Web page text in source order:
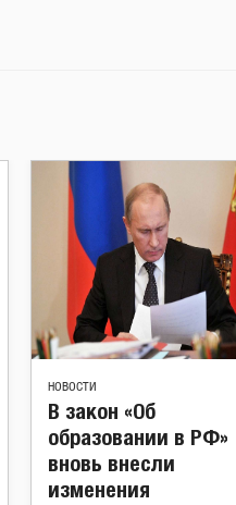
НОВОСТИ
В закон «Об
образовании в РФ»
вновь внесли
изменения